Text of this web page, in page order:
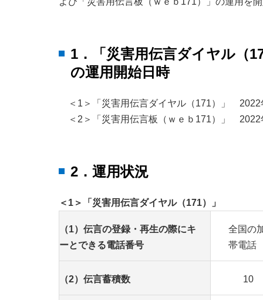
1．「災害用伝言ダイヤル（
の運用開始日時
＜1＞「災害用伝言ダイヤル（171）」
＜2＞「災害用伝言板（ｗｅｂ171）」
2．運用状況
＜1＞「災害用伝言ダイヤル（171）」
（1）伝言の登録・再生の際にキ
ーとできる電話番号
全国の
帯電話
（2）伝言蓄積数 10